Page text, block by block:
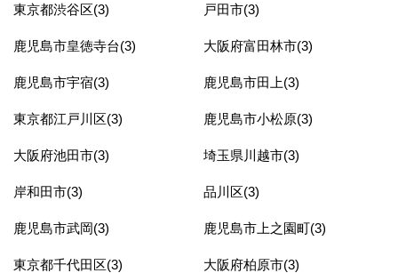
東京都渋谷区(3) 戸田市(3)
鹿児島市皇徳寺台(3) 大阪府富田林市(3)
鹿児島市宇宿(3) 鹿児島市田上(3)
東京都江戸川区(3) 鹿児島市小松原(3)
大阪府池田市(3) 埼玉県川越市(3)
岸和田市(3) 品川区(3)
鹿児島市武岡(3) 鹿児島市上之園町(3)
東京都千代田区(3) 大阪府柏原市(3)